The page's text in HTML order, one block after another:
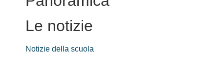
Le notizie
Notizie della scuola